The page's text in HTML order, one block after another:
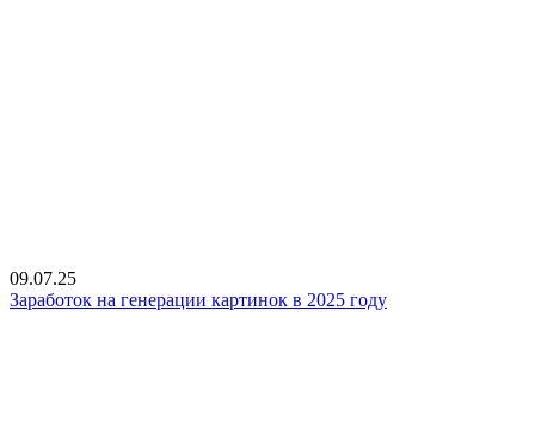
09.07.25
Заработок на генерации картинок в 2025 году